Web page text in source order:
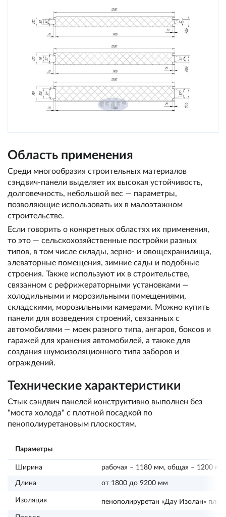
Область применения
Среди многообразия строительных материалов
сэндвич-панели выделяет их высокая устойчивость,
долговечность, небольшой вес — параметры,
позволяющие использовать их в малоэтажном
строительстве.
Если говорить о конкретных областях их применения,
то это — сельскохозяйственные постройки разных
типов, в том числе склады, зерно- и овощехранилища,
элеваторные помещения, зимние сады и подобные
строения. Также используют их в строительстве,
связанном с рефрижераторными установками —
холодильными и морозильными помещениями,
складскими, морозильными камерами. Можно купить
панели для возведения строений, связанных с
автомобилями — моек разного типа, ангаров, боксов и
гаражей для хранения автомобилей, а также для
создания шумоизоляционного типа заборов и
ограждений.
Технические характеристики
Стык сэндвич панелей конструктивно выполнен без
"моста холода" с плотной посадкой по
пенополиуретановым плоскостям.
Параметры
Ширина рабочая – 1180 мм, общая – 1200 мм
Длина от 1800 до 9200 мм
Изоляция пенополируретан «Дау Изолан»